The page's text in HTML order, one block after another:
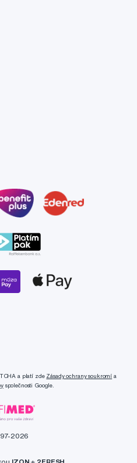
a platí zde Zásady ochrany soukromí a
společnosti Google.
2026
IZON + 2FRESH